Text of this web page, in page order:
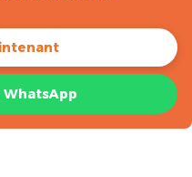
WhatsApp